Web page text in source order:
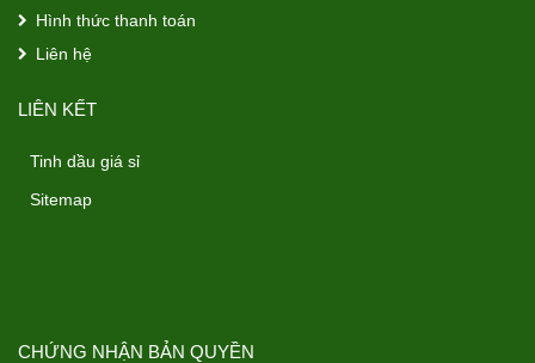
Hình thức thanh toán
Liên hệ
LIÊN KẾT
Tinh dầu giá sỉ
Sitemap
CHỨNG NHẬN BẢN QUYỀN